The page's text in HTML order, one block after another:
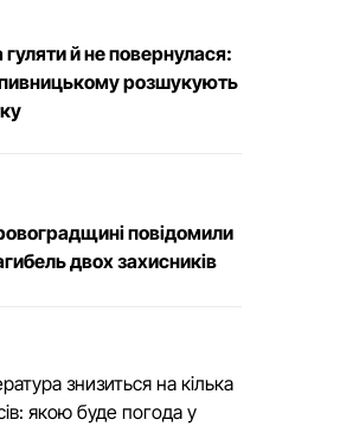
гуляти й не повернулася:
розшукують
повідомили
двох захисників
знизиться на кілька
якою буде погода у